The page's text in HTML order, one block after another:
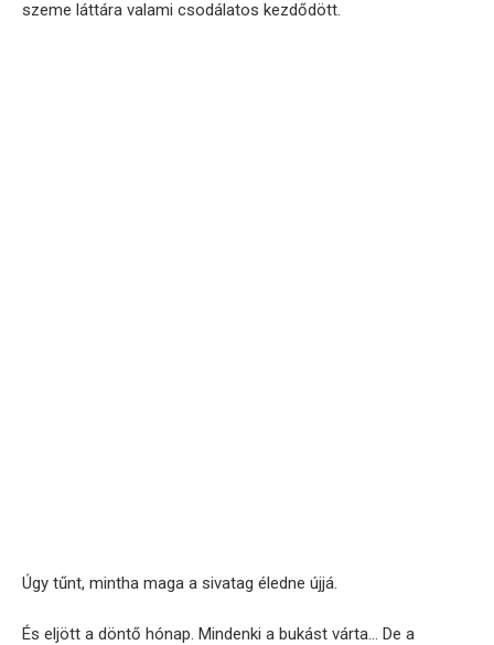
szeme láttára valami csodálatos kezdődött.
Úgy tűnt, mintha maga a sivatag éledne újjá.
És eljött a döntő hónap. Mindenki a bukást várta… De a